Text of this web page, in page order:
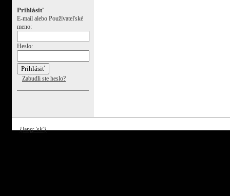
Prihlásiť
E-mail alebo Používateľské
meno:
Heslo:
Zabudli ste heslo?
{lang: 'sk'}